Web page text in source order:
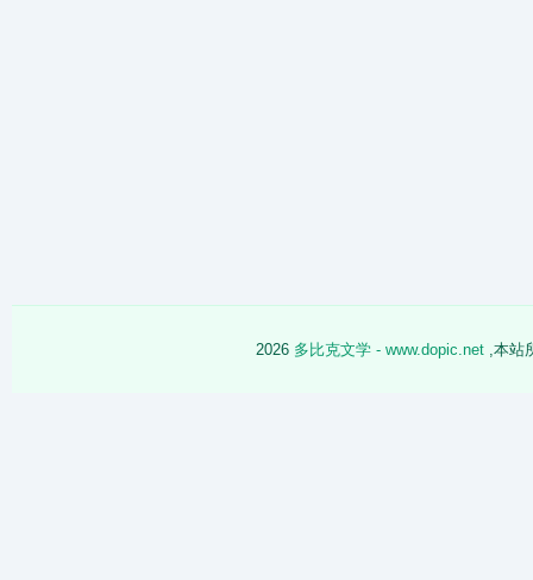
2026 多比克文学 - www.dopic.net ,本站